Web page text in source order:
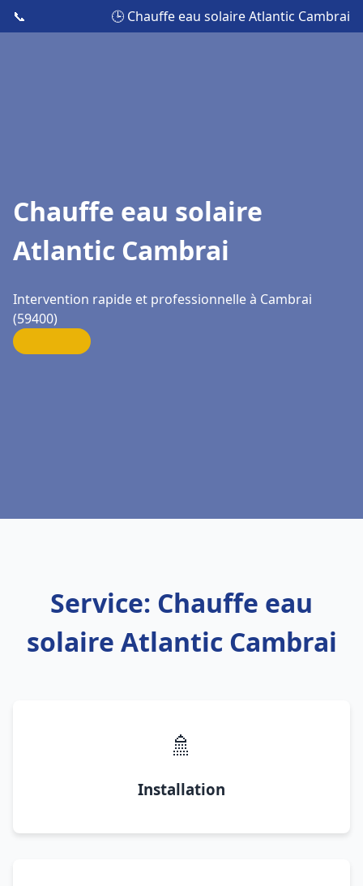
📞 🕒 Chauffe eau solaire Atlantic Cambrai
Chauffe eau solaire
Atlantic Cambrai
Intervention rapide et professionnelle à Cambrai
(59400)
Service: Chauffe eau
solaire Atlantic Cambrai
🚿
Installation